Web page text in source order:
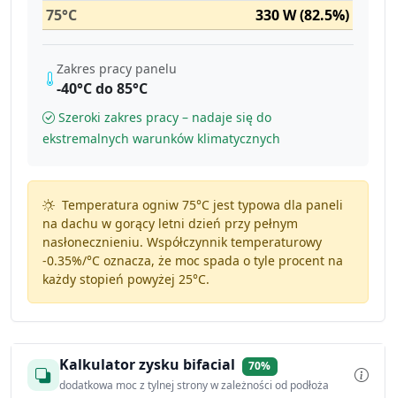
75°C
330 W (82.5%)
Zakres pracy panelu
-40°C do 85°C
Szeroki zakres pracy – nadaje się do
ekstremalnych warunków klimatycznych
Temperatura ogniw 75°C jest typowa dla paneli
na dachu w gorący letni dzień przy pełnym
nasłonecznieniu. Współczynnik temperaturowy
-0.35%/°Coznacza, że moc spada o tyle procent na
każdy stopień powyżej 25°C.
Kalkulator zysku bifacial
70%
dodatkowa moc z tylnej strony w zależności od podłoża